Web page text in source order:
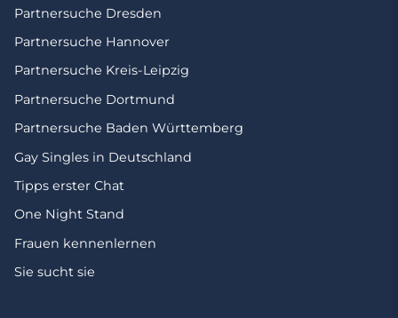
Partnersuche Dresden
Partnersuche Hannover
Partnersuche Kreis-Leipzig
Partnersuche Dortmund
Partnersuche Baden Württemberg
Gay Singles in Deutschland
Tipps erster Chat
One Night Stand
Frauen kennenlernen
Sie sucht sie